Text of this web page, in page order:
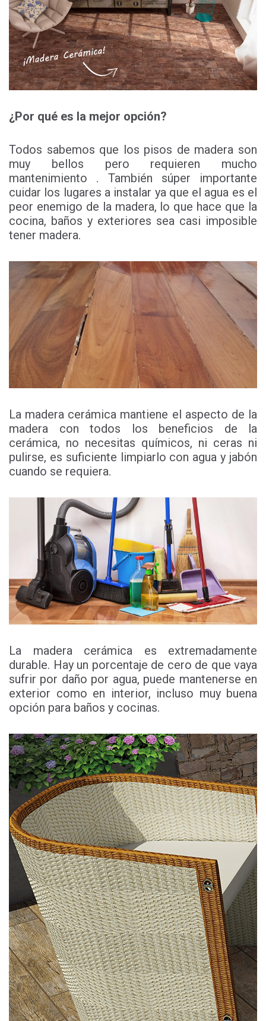
¿Por qué es la mejor opción?
Todos sabemos que los pisos de madera son
muy bellos pero requieren mucho
mantenimiento . También súper importante
cuidar los lugares a instalar ya que el agua es el
peor enemigo de la madera, lo que hace que la
cocina, baños y exteriores sea casi imposible
tener madera.
La madera cerámica mantiene el aspecto de la
madera con todos los beneficios de la
cerámica, no necesitas químicos, ni ceras ni
pulirse, es suficiente limpiarlo con agua y jabón
cuando se requiera.
La madera cerámica es extremadamente
durable. Hay un porcentaje de cero de que vaya
sufrir por daño por agua, puede mantenerse en
exterior como en interior, incluso muy buena
opción para baños y cocinas.